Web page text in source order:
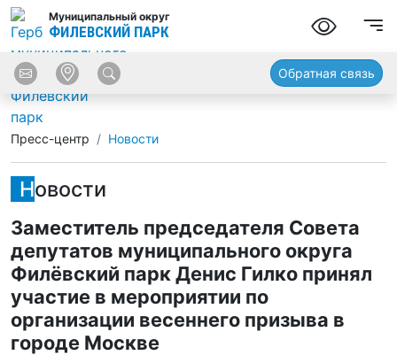
Муниципальный округ
ФИЛЕВСКИЙ ПАРК
Обратная связь
Пресс-центр Новости
Новости
Заместитель председателя Совета
депутатов муниципального округа
Филёвский парк Денис Гилко принял
участие в мероприятии по
организации весеннего призыва в
городе Москве